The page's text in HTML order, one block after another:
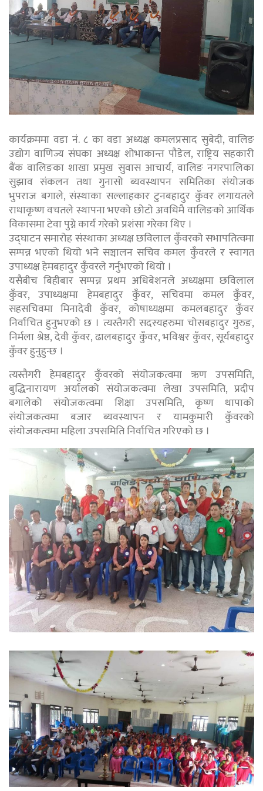
कार्यक्रममा वडा नं. ८ का वडा अध्यक्ष कमलप्रसाद सुबेदी, वालिङ
उद्योग वाणिज्य संघका अध्यक्ष शोभाकान्त पौडेल, राष्ट्रिय सहकारी
बैंक वालिङका शाखा प्रमुख सुवास आचार्य, वालिङ नगरपालिका
सुझाव संकलन तथा गुनासो ब्यवस्थापन समितिका संयोजक
भुपराज बगाले, संस्थाका सल्लाहकार टुनबहादुर कुँवर लगायतले
राधाकृष्ण वचतले स्थापना भएको छोटो अवधिमै वालिङको आर्थिक
विकासमा टेवा पुग्ने कार्य गरेको प्रशंसा गरेका थिए ।
उद्घाटन समारोह संस्थाका अध्यक्ष छविलाल कुँवरको सभापतित्वमा
सम्पन्न भएको थियो भने सञ्चालन सचिव कमल कुँवरले र स्वागत
उपाध्यक्ष हेमबहादुर कुँवरले गर्नुभएको थियो ।
यसैबीच बिहीबार सम्पन्न प्रथम अधिबेशनले अध्यक्षमा छविलाल
कुँवर, उपाध्यक्षमा हेमबहादुर कुँवर, सचिवमा कमल कुँवर,
सहसचिवमा मिनादेवी कुँवर, कोषाध्यक्षमा कमलबहादुर कुँवर
निर्वाचित हुनुभएको छ । त्यस्तैगरी सदस्यहरुमा चोसबहादुर गुरुङ,
निर्मला श्रेष्ठ, देवी कुँवर, ढालबहादुर कुँवर, भविश्वर कुँवर, सूर्यबहादुर
कुँवर हुनुहुन्छ ।
त्यस्तैगरी हेमबहादुर कुँवरको संयोजकत्वमा ऋण उपसमिति,
बुद्धिनारायण अर्यालको संयोजकत्वमा लेखा उपसमिति, प्रदीप
बगालेको संयोजकत्वमा शिक्षा उपसमिति, कृष्ण थापाको
संयोजकत्वमा बजार ब्यवस्थापन र यामकुमारी कुँवरको
संयोजकत्वमा महिला उपसमिति निर्वाचित गरिएको छ ।